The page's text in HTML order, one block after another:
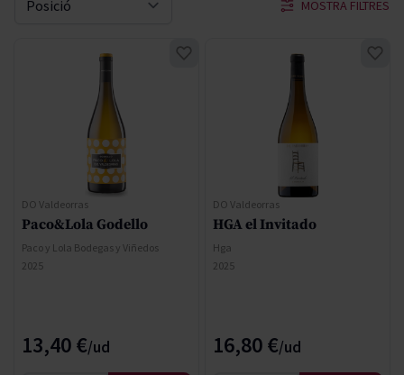
MOSTRA FILTRES
Sort By
DO Valdeorras
Paco&Lola Godello
Paco y Lola Bodegas y Viñedos
2025
13,40 €
DO Valdeorras
HGA el Invitado
Hga
2025
16,80 €